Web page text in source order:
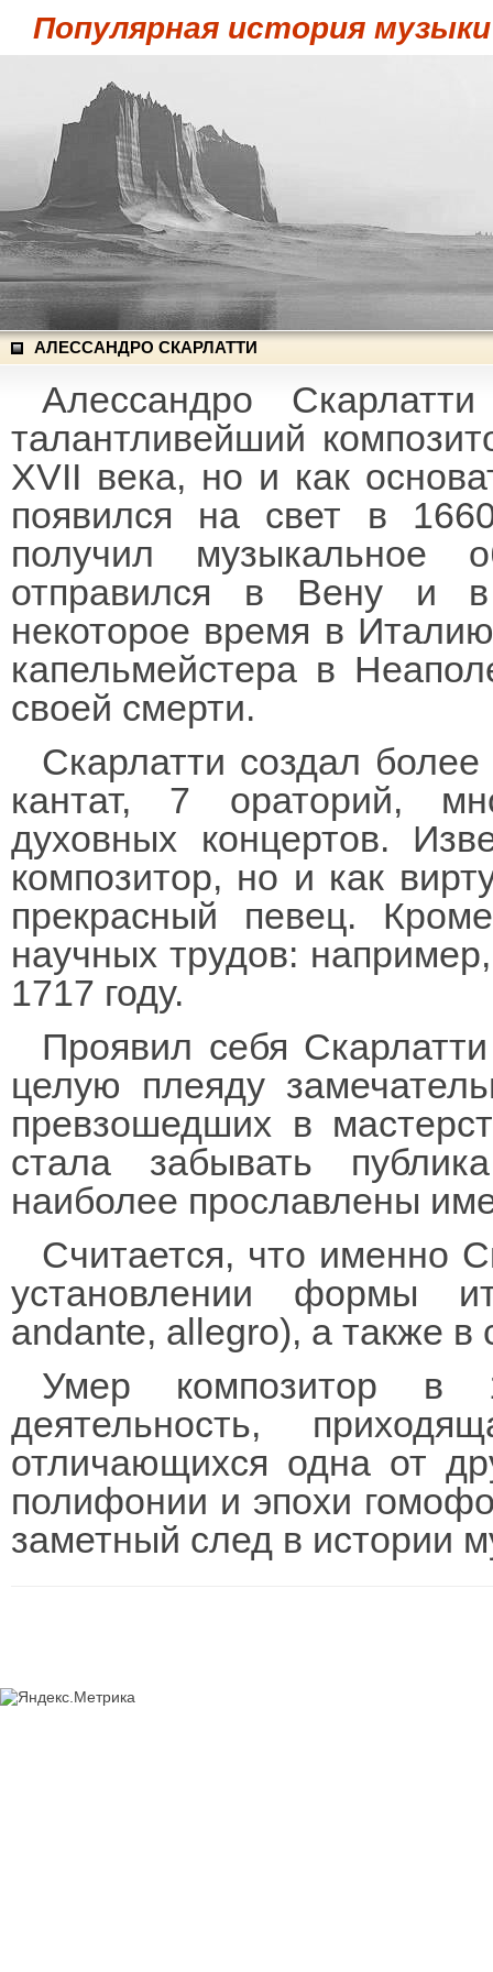
Популярная история музыки
АЛЕССАНДРО СКАРЛАТТИ
Алессандро
талантливейший
XVII века, но и как
появился на свет в
получил музыкальное
отправился в Вену и
некоторое время в
капельмейстера в
своей смерти.
Скарлатти создал
кантат, 7 ораторий,
духовных концертов.
композитор, но и как
прекрасный певец.
научных трудов:
1717 году.
Проявил себя
целую плеяду
превзошедших в
стала забывать
наиболее прославлены
Считается, что именно
установлении формы
andante, allegro), а также в
Умер композитор в
деятельность,
отличающихся одна от
полифонии и эпохи
заметный след в истории